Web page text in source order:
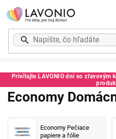
Prejsť
na
obsah
Privítajte LAVONIO dni so zľavovým
Economy
Economy Pečiace
papiere a fólie